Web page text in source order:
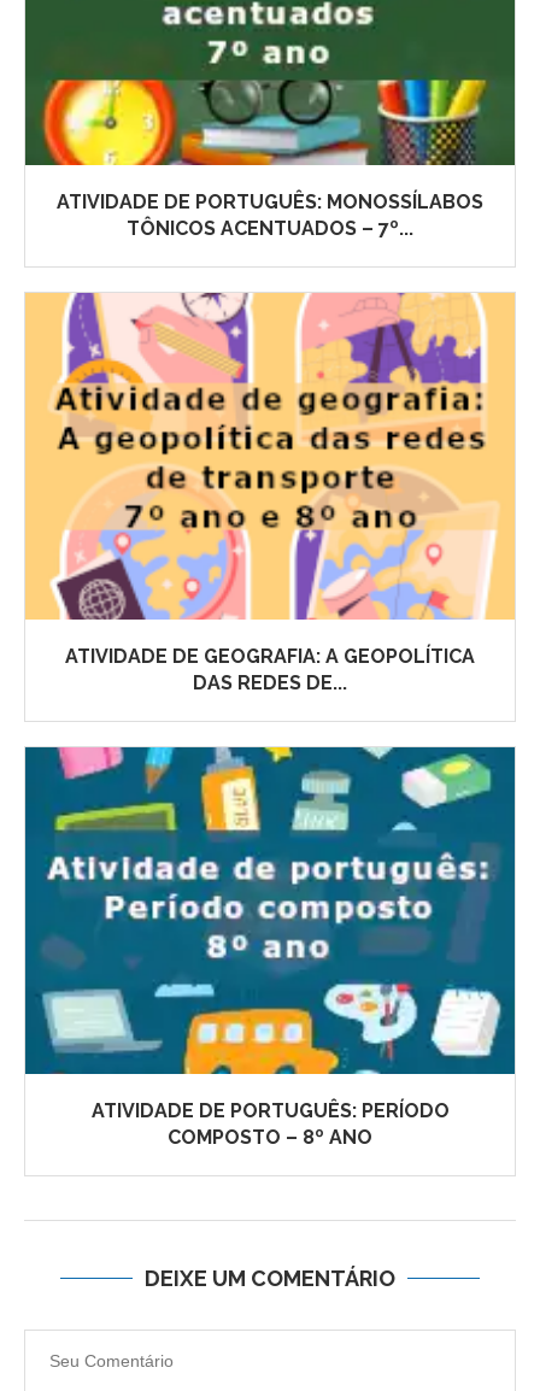
ATIVIDADE DE PORTUGUÊS: MONOSSÍLABOS
TÔNICOS ACENTUADOS – 7º...
ATIVIDADE DE GEOGRAFIA: A GEOPOLÍTICA
DAS REDES DE...
ATIVIDADE DE PORTUGUÊS: PERÍODO
COMPOSTO – 8º ANO
DEIXE UM COMENTÁRIO